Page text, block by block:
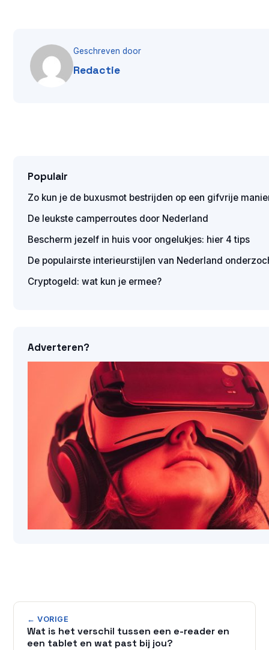
Geschreven door
Redactie
Populair
Zo kun je de buxusmot bestrijden op een gifvrije
De leukste camperroutes door Nederland
Bescherm jezelf in huis voor ongelukjes: hier 4 tips
De populairste interieurstijlen van Nederland
Cryptogeld: wat kun je ermee?
Adverteren?
← VORIGE
Wat is het verschil tussen een e-reader en
een tablet en wat past bij jou?